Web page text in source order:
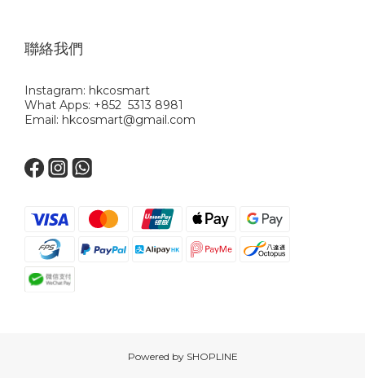
聯絡我們
Instagram: hkcosmart
What Apps: +852 5313 8981
Email: hkcosmart@gmail.com
Powered by SHOPLINE